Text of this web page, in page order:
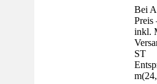
Bei
inkl.
ST
m(